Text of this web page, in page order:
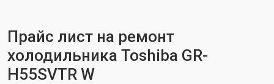
Прайс лист на ремонт
холодильника Toshiba GR-
H55SVTR W